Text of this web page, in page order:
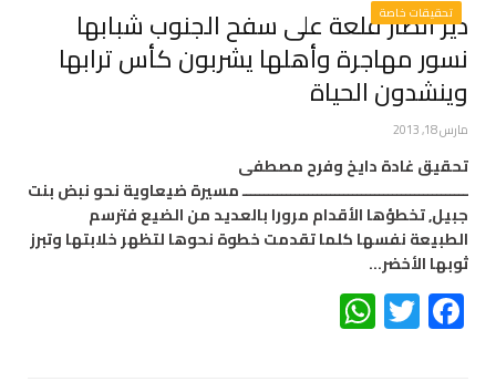
تحقيقات خاصة
دير أنطار قلعة على سفح الجنوب شبابها
نسور مهاجرة وأهلها يشربون كأس ترابها
وينشدون الحياة
مارس 18, 2013
تحقيق غادة دايخ وفرح مصطفى
ـــــــــــــــــــــــــــــــــــــــــــــــــــ مسيرة ضيعاوية نحو نبض بنت
جبيل, تخطؤها الأقدام مرورا بالعديد من الضيع فترسم
الطبيعة نفسها كلما تقدمت خطوة نحوها لتظهر خلابتها وتبرز
ثوبها الأخضر…
Facebook
Twitter